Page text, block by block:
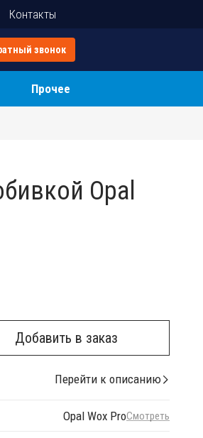
Контакты
звонок
Прочее
Opal
Добавить в заказ
Перейти к описанию
Opal Wox ProСмотреть